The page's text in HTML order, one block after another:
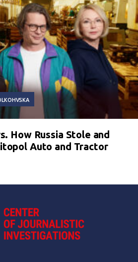
How Russia Stole and
Auto and Tractor